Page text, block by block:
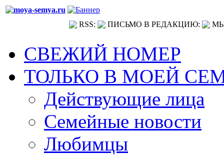
RSS: ПИСЬМО В РЕДАКЦИЮ:
СВЕЖИЙ НОМЕР
ТОЛЬКО В МОЕЙ
Действующие лица
Семейные новости
Любимцы